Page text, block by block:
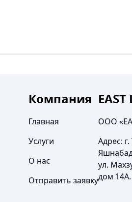
Компания
Главная
Услуги
О нас
Отправить заявку
EAST
ООО
Адрес:
ул.
дом